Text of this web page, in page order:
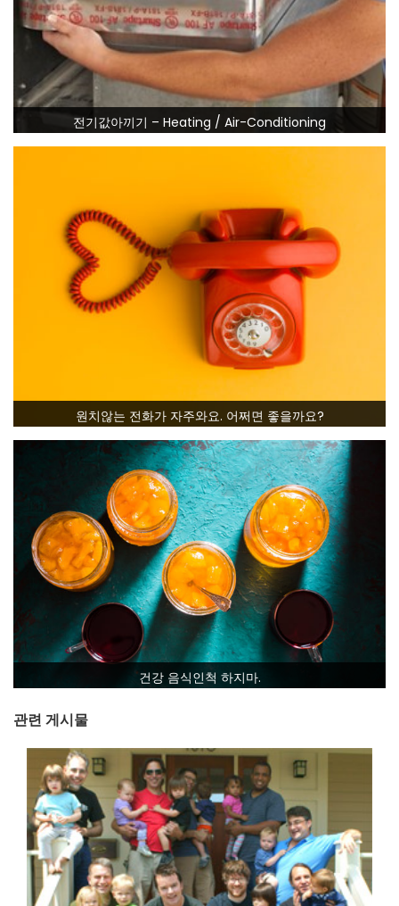
전기값아끼기 – Heating / Air-Conditioning
원치않는 전화가 자주와요. 어쩌면 좋을까요?
건강 음식인척 하지마.
관련 게시물